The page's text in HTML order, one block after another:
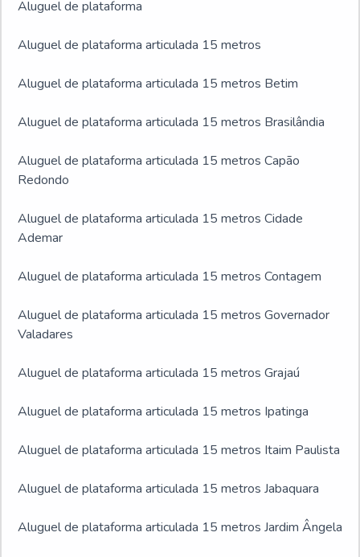
Aluguel de plataforma
Aluguel de plataforma articulada 15 metros
Aluguel de plataforma articulada 15 metros Betim
Aluguel de plataforma articulada 15 metros Brasilândia
Aluguel de plataforma articulada 15 metros Capão
Redondo
Aluguel de plataforma articulada 15 metros Cidade
Ademar
Aluguel de plataforma articulada 15 metros Contagem
Aluguel de plataforma articulada 15 metros Governador
Valadares
Aluguel de plataforma articulada 15 metros Grajaú
Aluguel de plataforma articulada 15 metros Ipatinga
Aluguel de plataforma articulada 15 metros Itaim Paulista
Aluguel de plataforma articulada 15 metros Jabaquara
Aluguel de plataforma articulada 15 metros Jardim Ângela